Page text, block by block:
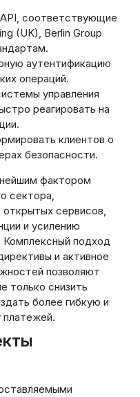
соответствующие
(UK), Berlin Group
аутентификацию
операций.
управления
реагировать на
клиентов о
безопасности.
фактором
сектора,
сервисов,
и усилению
подход
и активное
позволяют
только снизить
более гибкую и
платежей.